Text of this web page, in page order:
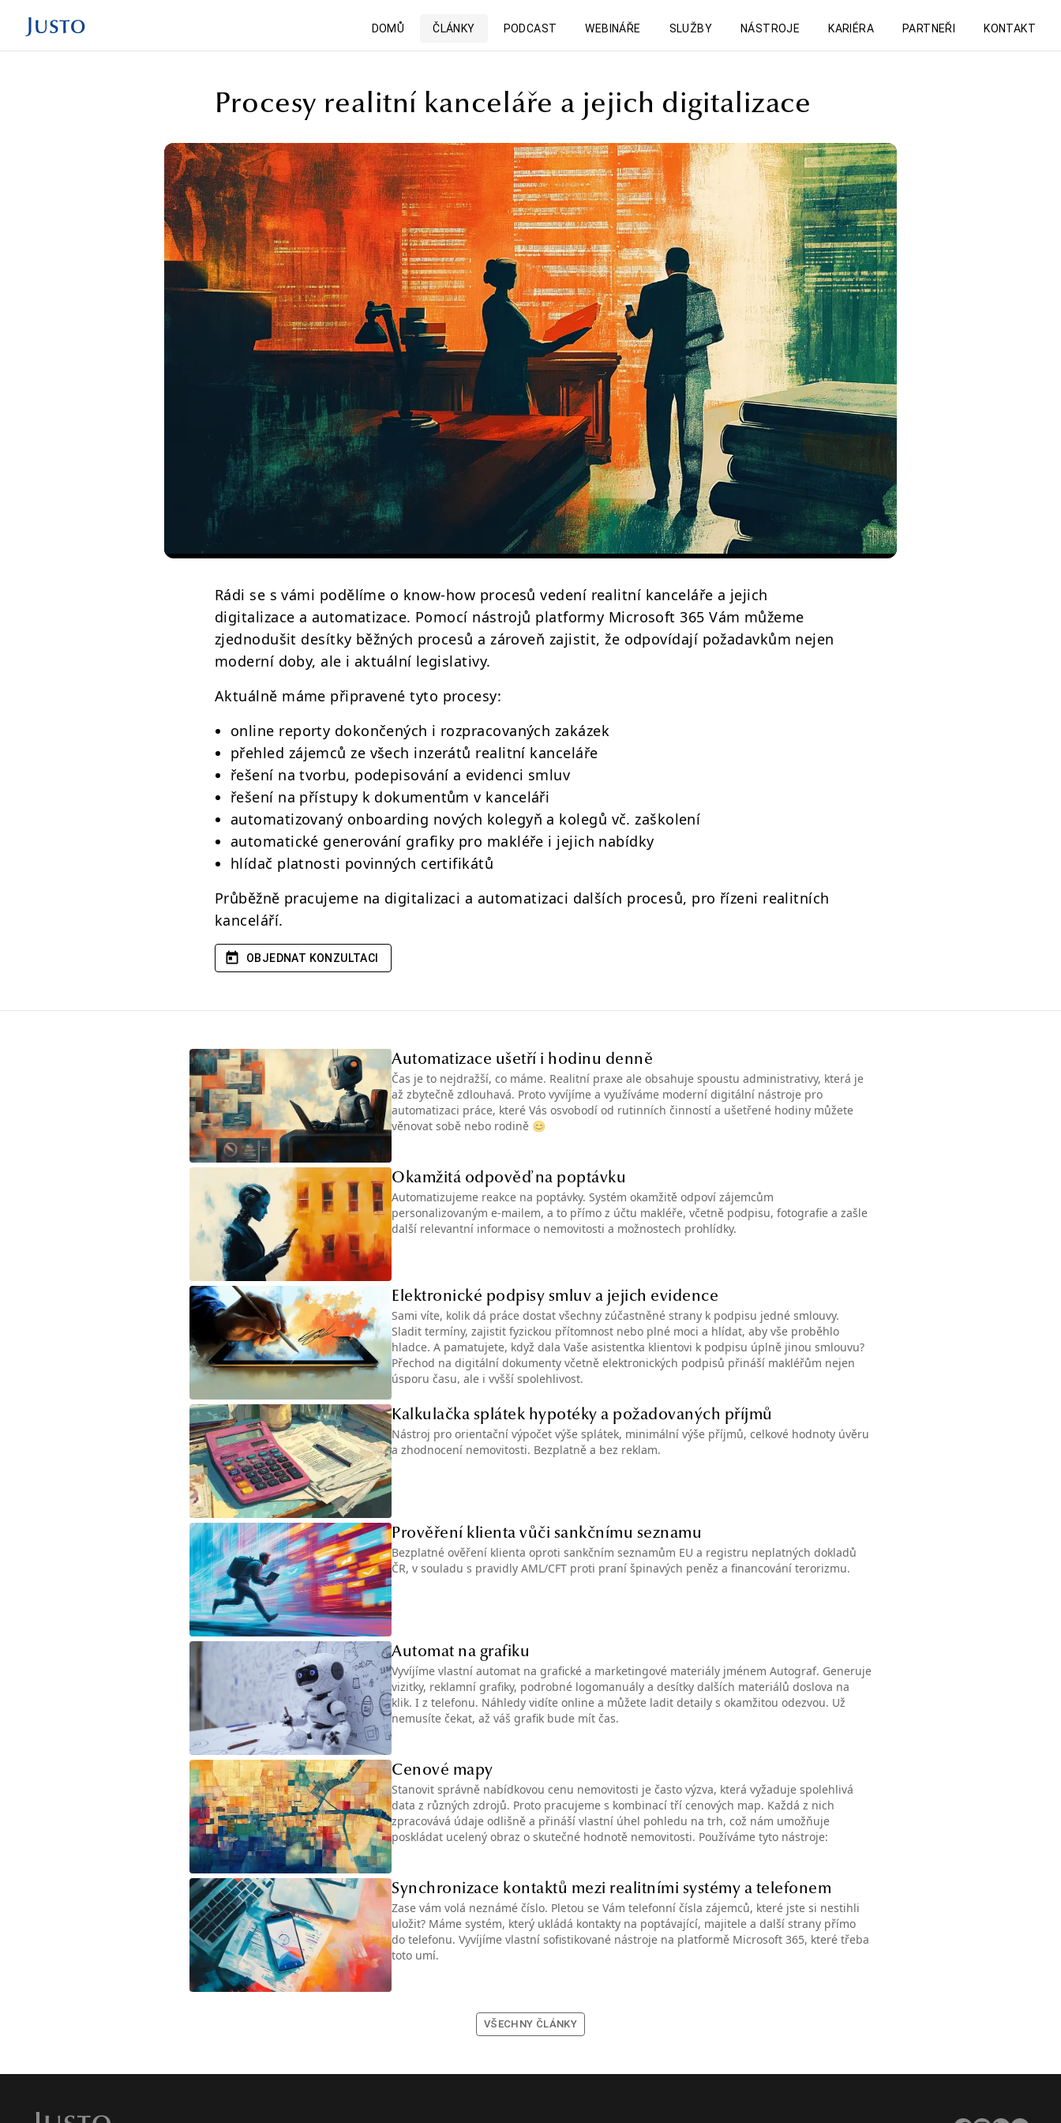
DOMŮ ČLÁNKY PODCAST WEBINÁŘE SLUŽBY NÁSTROJE KARIÉRA PARTNEŘI KONTAKT
Procesy realitní kanceláře a jejich digitalizace
Rádi se s vámi podělíme o know-how procesů vedení realitní kanceláře a jejich
digitalizace a automatizace. Pomocí nástrojů platformy Microsoft 365 Vám můžeme
zjednodušit desítky běžných procesů a zároveň zajistit, že odpovídají požadavkům nejen
moderní doby, ale i aktuální legislativy.
Aktuálně máme připravené tyto procesy:
online reporty dokončených i rozpracovaných zakázek
přehled zájemců ze všech inzerátů realitní kanceláře
řešení na tvorbu, podepisování a evidenci smluv
řešení na přístupy k dokumentům v kanceláři
automatizovaný onboarding nových kolegyň a kolegů vč. zaškolení
automatické generování grafiky pro makléře i jejich nabídky
hlídač platnosti povinných certifikátů
Průběžně pracujeme na digitalizaci a automatizaci dalších procesů, pro řízeni realitních
kanceláří.
OBJEDNAT KONZULTACI
Automatizace ušetří i hodinu denně
Čas je to nejdražší, co máme. Realitní praxe ale obsahuje spoustu administrativy, která je
až zbytečně zdlouhavá. Proto vyvíjíme a využíváme moderní digitální nástroje pro
automatizaci práce, které Vás osvobodí od rutinních činností a ušetřené hodiny můžete
věnovat sobě nebo rodině 😊
Okamžitá odpověď na poptávku
Automatizujeme reakce na poptávky. Systém okamžitě odpoví zájemcům
personalizovaným e-mailem, a to přímo z účtu makléře, včetně podpisu, fotografie a zašle
další relevantní informace o nemovitosti a možnostech prohlídky.
Elektronické podpisy smluv a jejich evidence
Sami víte, kolik dá práce dostat všechny zúčastněné strany k podpisu jedné smlouvy.
Sladit termíny, zajistit fyzickou přítomnost nebo plné moci a hlídat, aby vše proběhlo
hladce. A pamatujete, když dala Vaše asistentka klientovi k podpisu úplně jinou smlouvu?
Přechod na digitální dokumenty včetně elektronických podpisů přináší makléřům nejen
úsporu času, ale i vyšší spolehlivost.
Kalkulačka splátek hypotéky a požadovaných příjmů
Nástroj pro orientační výpočet výše splátek, minimální výše příjmů, celkové hodnoty úvěru
a zhodnocení nemovitosti. Bezplatně a bez reklam.
Prověření klienta vůči sankčnímu seznamu
Bezplatné ověření klienta oproti sankčním seznamům EU a registru neplatných dokladů
ČR, v souladu s pravidly AML/CFT proti praní špinavých peněz a financování terorizmu.
Automat na grafiku
Vyvíjíme vlastní automat na grafické a marketingové materiály jménem Autograf. Generuje
vizitky, reklamní grafiky, podrobné logomanuály a desítky dalších materiálů doslova na
klik. I z telefonu. Náhledy vidíte online a můžete ladit detaily s okamžitou odezvou. Už
nemusíte čekat, až váš grafik bude mít čas.
Cenové mapy
Stanovit správně nabídkovou cenu nemovitosti je často výzva, která vyžaduje spolehlivá
data z různých zdrojů. Proto pracujeme s kombinací tří cenových map. Každá z nich
zpracovává údaje odlišně a přináší vlastní úhel pohledu na trh, což nám umožňuje
poskládat ucelený obraz o skutečné hodnotě nemovitosti. Používáme tyto nástroje:
Synchronizace kontaktů mezi realitními systémy a telefonem
Zase vám volá neznámé číslo. Pletou se Vám telefonní čísla zájemců, které jste si nestihli
uložit? Máme systém, který ukládá kontakty na poptávající, majitele a další strany přímo
do telefonu. Vyvíjíme vlastní sofistikované nástroje na platformě Microsoft 365, které třeba
toto umí.
VŠECHNY ČLÁNKY